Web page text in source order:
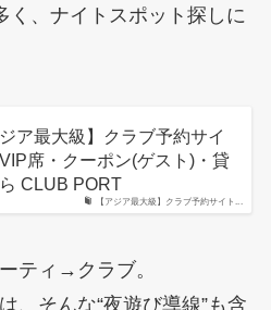
く、ナイトスポット探しに
【アジア最大級】クラブ予約サイト...
ジア最大級】クラブ予約サイ
VIP席・クーポン(ゲスト)・貸
CLUB PORT
ティ→クラブ。
、そんな“夜遊び導線”も含